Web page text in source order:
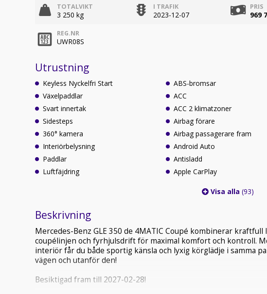
TOTALVIKT
3 250 kg
I TRAFIK
2023-12-07
PRIS
969
REG.NR
UWR08S
Utrustning
Keyless Nyckelfri Start
Växelpaddlar
Svart innertak
Sidesteps
360° kamera
Interiörbelysning
Paddlar
Luftfäjdring
ABS-bromsar
ACC
ACC 2 klimatzoner
Airbag förare
Airbag passagerare fram
Android Auto
Antisladd
Apple CarPlay
Visa alla(93)
Beskrivning
Mercedes-Benz GLE 350 de 4MATIC Coupé kombinerar
coupélinjen och fyrhjulsdrift för maximal komfort och kontroll.
interiör får du både sportig känsla och lyxig körglädje i samma
vägen och utanför den!
Besiktigad fram till 2027-02-28!